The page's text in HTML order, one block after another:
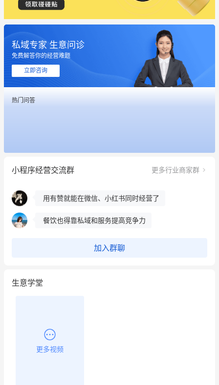
私域专家 生意问诊
免费解答你的经营难题
立即咨询
热门问答
小程序经营交流群 更多行业商家群
这个营销策划案例推荐大家看一下
用有赞就能在微信、小红书同时经营了
冰墩墩货源充足需要的联系我
这个营销策划案例推荐大家看一下
用有赞就能在微信、小红书同时经营了
餐饮也得靠私域和服务提高竞争力
加入群聊
生意学堂
更多视频